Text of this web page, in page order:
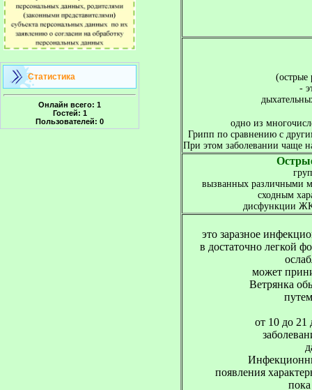
Статистика
Онлайн всего: 1
Гостей: 1
Пользователей: 0
(острые
-
одно из
Грипп по сравнению с
При этом заболевании чаще
вызванных различными
сходным
дисфункции
это заразное
в достаточно легкой
может
Ветрянка
от 10 до 21
появления